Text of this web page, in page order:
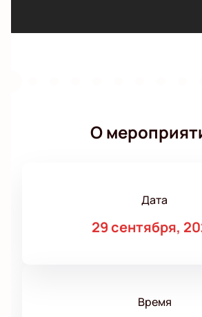
О
Дата
29 сентября,
Время